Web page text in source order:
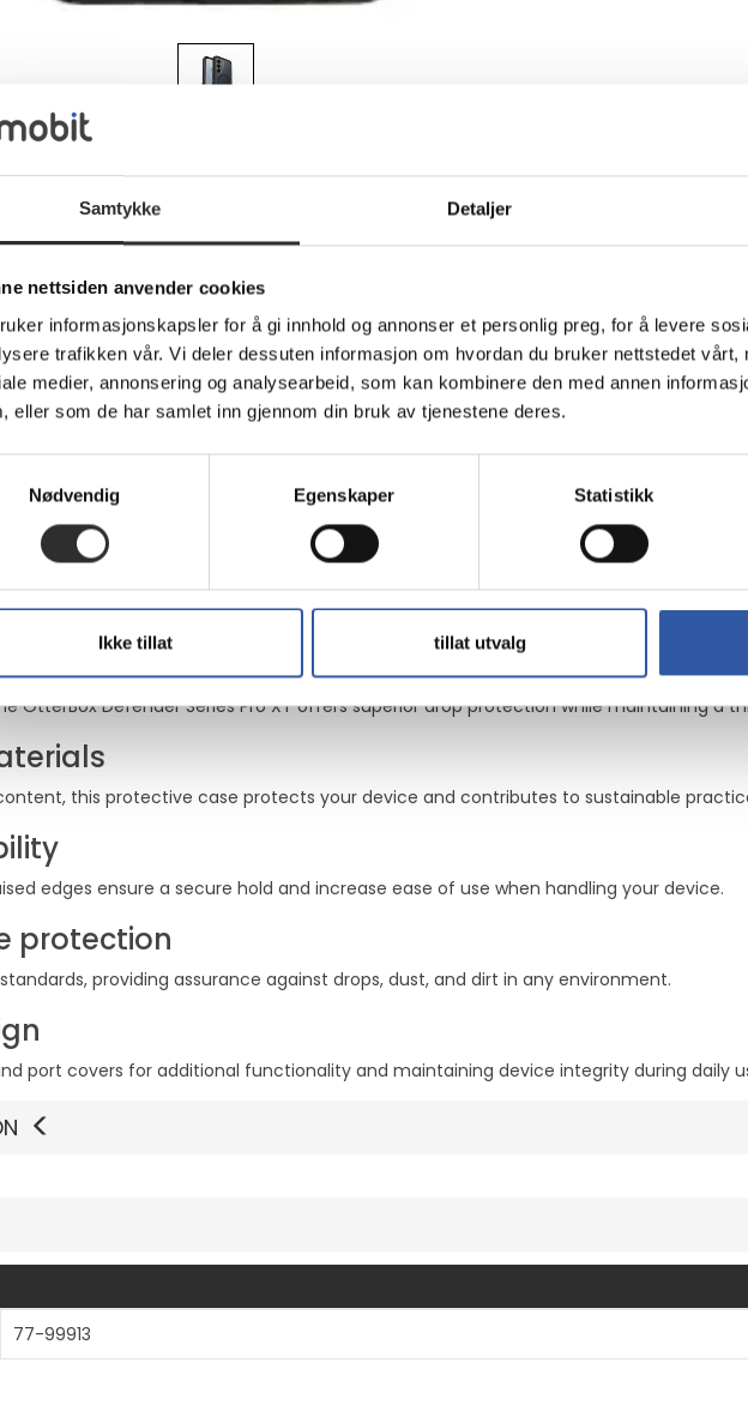
Samtykke Detaljer
nettsiden anvender cookies
informasjonskapsler for å gi innhold og annonser et personlig preg, for å levere
trafikken vår. Vi deler dessuten informasjon om hvordan du bruker nettstedet vårt,
medier, annonsering og analysearbeid, som kan kombinere den med annen
eller som de har samlet inn gjennom din bruk av tjenestene deres.
Nødvendig
Egenskaper Statistikk
Ikke tillat tillat utvalg
informasjon Teknisk info
Series Pro XT - Baksidedeksel for mobiltelefon - robust -
Pro XT is designed to provide robust protection for your cell phone with its dual-
ensuring that every inch of your device is safeguarded against drops, dust, and dirt.
slim profile, making it an ideal companion for everyday adventures.
the Defender Series Pro XT protects your device and supports eco-friendly
performance in various environments, providing peace of mind whether at work or
device remains secure no matter where life takes you.
protection
functionality
for reliable use
for easy handling
content
OtterBox Defender Series Pro XT offers superior drop protection while maintaining a
this protective case protects your device and contributes to sustainable
edges ensure a secure hold and increase ease of use when handling your device.
protection
standards, providing assurance against drops, dust, and dirt in any environment.
port covers for additional functionality and maintaining device integrity during daily
77-99913